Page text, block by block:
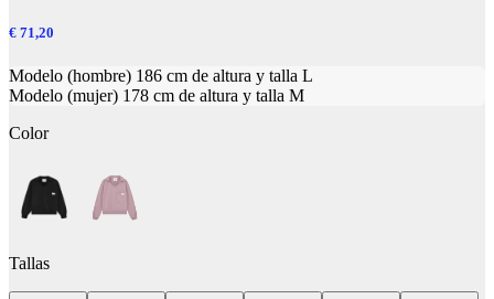
€ 71,20
Modelo (hombre) 186 cm de altura y talla L
Modelo (mujer) 178 cm de altura y talla M
Color
Tallas